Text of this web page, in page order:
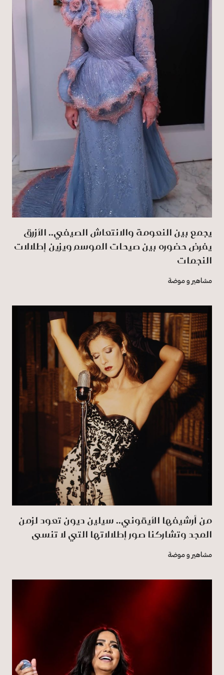
يجمع بين النعومة والانتعاش الصيفي.. الأزرق
يفرض حضوره بين صيحات الموسم ويزين إطلالات
النجمات
مشاهير و موضة
من أرشيفها الأيقوني.. سيلين ديون تعود لزمن
المجد وتشاركنا صور إطلالاتها التي لا تنسى
مشاهير و موضة